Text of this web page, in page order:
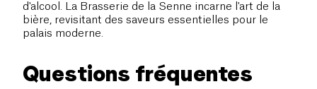
d'alcool. La Brasserie de la Senne incarne l'art de la
bière, revisitant des saveurs essentielles pour le
palais moderne.
Questions fréquentes